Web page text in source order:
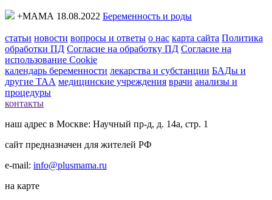
+МАМА 18.08.2022 Беременность и роды
статьи новости вопросы и ответы о нас карта сайта Политика
обработки ПД Согласие на обработку ПД Согласие на
использование Cookie
календарь беременности лекарства и субстанции БАДы и
другие ТАА медицинские учреждения врачи анализы и
процедуры
контакты
наш адрес в Москве: Научный пр-д, д. 14а, стр. 1
сайт предназначен для жителей РФ
e-mail: info@plusmama.ru
на карте